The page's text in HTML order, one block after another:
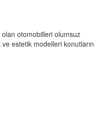
olan otomobilleri olumsuz
ve estetik modelleri konutların